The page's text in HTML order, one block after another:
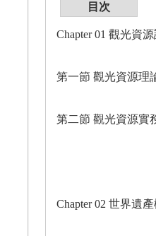
目次
Chapter 01 觀光資
第一節 觀光資源理
第二節 觀光資源實
Chapter 02 世界遺